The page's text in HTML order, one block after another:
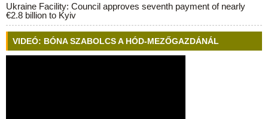
Ukraine Facility: Council approves seventh payment of nearly
€2.8 billion to Kyiv
VIDEÓ: BÓNA SZABOLCS A HÓD-MEZŐGAZDÁNÁL